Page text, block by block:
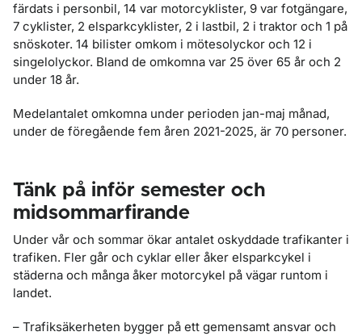
färdats i personbil, 14 var motorcyklister, 9 var fotgängare,
7 cyklister, 2 elsparkcyklister, 2 i lastbil, 2 i traktor och 1 på
snöskoter. 14 bilister omkom i mötesolyckor och 12 i
singelolyckor. Bland de omkomna var 25 över 65 år och 2
under 18 år.
Medelantalet omkomna under perioden jan-maj månad,
under de föregående fem åren 2021-2025, är 70 personer.
Tänk på inför semester och
midsommarfirande
Under vår och sommar ökar antalet oskyddade trafikanter i
trafiken. Fler går och cyklar eller åker elsparkcykel i
städerna och många åker motorcykel på vägar runtom i
landet.
– Trafiksäkerheten bygger på ett gemensamt ansvar och